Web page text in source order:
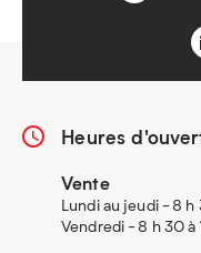
Heures
Vente
Lundi au jeudi - 8 h
Vendredi - 8 h 30 à